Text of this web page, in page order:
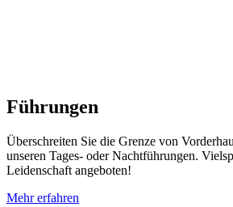
Führungen
Überschreiten Sie die Grenze von
unseren Tages- oder Nachtführungen.
Leidenschaft angeboten!
Mehr erfahren